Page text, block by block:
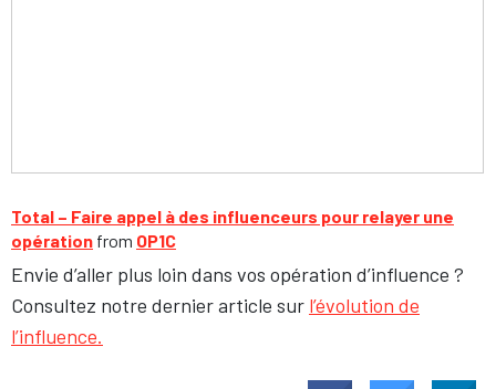
Total – Faire appel à des influenceurs pour relayer une
opération from OP1C
Envie d’aller plus loin dans vos opération d’influence ?
Consultez notre dernier article sur l’évolution de
l’influence.